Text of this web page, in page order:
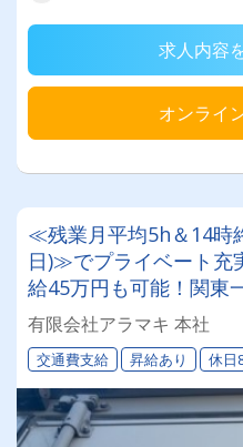
求人内容
オンライ
≪残業月平均5h＆14時
日)≫でプライベート充
給45万円も可能！関東
集！◆創業35年、平均
高さが自慢です✨
有限会社アラマキ 本社
交通費支給 昇給あり 休日